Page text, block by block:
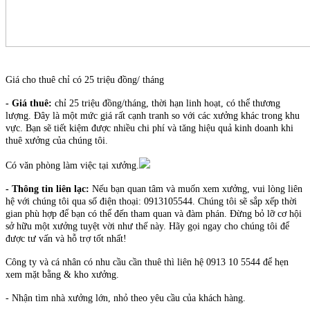
Giá cho thuê chỉ có 25 triệu đồng/ tháng
- Giá thuê: chỉ 25 triệu đồng/tháng, thời hạn linh hoạt, có thể thương
lượng. Đây là một mức giá rất cạnh tranh so với các xưởng khác trong khu
vực. Bạn sẽ tiết kiệm được nhiều chi phí và tăng hiệu quả kinh doanh khi
thuê xưởng của chúng tôi.
Có văn phòng làm việc tại xưởng.
- Thông tin liên lạc: Nếu bạn quan tâm và muốn xem xưởng, vui lòng liên
hệ với chúng tôi qua số điện thoại: 0913105544. Chúng tôi sẽ sắp xếp thời
gian phù hợp để bạn có thể đến tham quan và đàm phán. Đừng bỏ lỡ cơ hội
sở hữu một xưởng tuyệt vời như thế này. Hãy gọi ngay cho chúng tôi để
được tư vấn và hỗ trợ tốt nhất!
Công ty và cá nhân có nhu cầu cần thuê thì liên hệ 0913 10 5544 để hẹn
xem mặt bằng & kho xưởng.
- Nhận tìm nhà xưởng lớn, nhỏ theo yêu cầu của khách hàng.